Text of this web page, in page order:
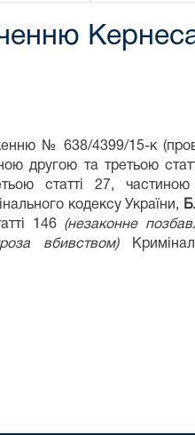
№ 638/4399/15-к
другою та третьою
статті 27, частиною
кодексу України,
146 (незаконне
вбивством)